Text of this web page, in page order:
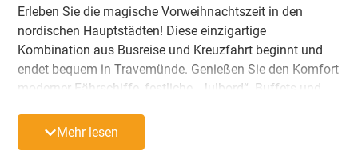
Erleben Sie die magische Vorweihnachtszeit in den
nordischen Hauptstädten! Diese einzigartige
Kombination aus Busreise und Kreuzfahrt beginnt und
endet bequem in Travemünde. Genießen Sie den Komfort
moderner Fährschiffe, festliche „Julbord“- Buffets und
Weihnachtsmärkte.
Mehr lesen